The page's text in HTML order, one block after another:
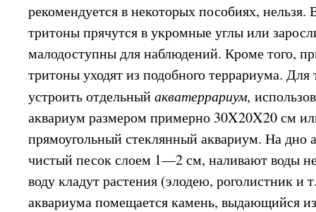
рекомендуется в некоторых пособиях, нельзя.
тритоны прячутся в укромные углы или
малодоступны для наблюдений. Кроме того,
тритоны уходят из подобного террариума. Для
устроить отдельныйакватеррариум,
аквариум размером примерно 30X20X20 см
прямоугольный стеклянный аквариум. На дно
чистый песок слоем 1—2 см, наливают воды
воду кладут растения (элодею, роголистник и
аквариума помещается камень, выдающийся